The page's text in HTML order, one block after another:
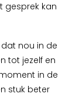
gesprek kan
nou in de
tot jezelf en
in de
stuk beter